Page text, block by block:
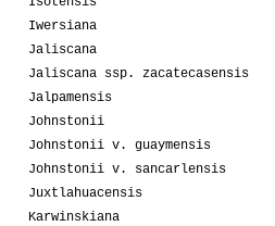
Iwersiana
Jaliscana
Jaliscana ssp. zacatecasensis
Jalpamensis
Johnstonii
Johnstonii v. guaymensis
Johnstonii v. sancarlensis
Juxtlahuacensis
Karwinskiana